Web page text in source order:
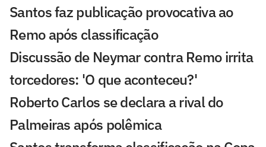
Santos faz publicação provocativa ao
Remo após classificação
Discussão de Neymar contra Remo irrita
torcedores: 'O que aconteceu?'
Roberto Carlos se declara a rival do
Palmeiras após polêmica